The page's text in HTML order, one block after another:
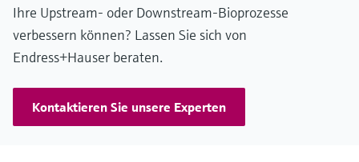
Ihre Upstream- oder Downstream-Bioprozesse
verbessern können? Lassen Sie sich von
Endress+Hauser beraten.
Kontaktieren Sie unsere Experten